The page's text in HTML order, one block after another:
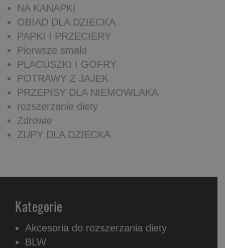
NA KANAPKI
OBIAD DLA DZIECKA
PAPKI I PRZECIERY
Pierwsze smaki
PLACUSZKI I GOFRY
POTRAWY Z JAJEK
PRZEPISY DLA NIEMOWLAKA
rozszerzanie diety
Zdrowie
ZUPY DLA DZIECKA
Kategorie
Akcesoria do rozszerzania diety
BLW